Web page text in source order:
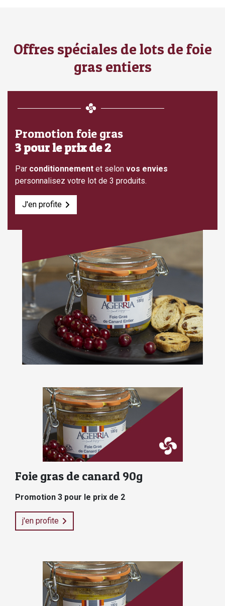
Offres spéciales de lots de foie
gras entiers
Promotion foie gras
3 pour le prix de 2
Par conditionnement et selon vos envies
personnalisez votre lot de 3 produits.
J'en profite
Foie gras de canard 90g
Promotion 3 pour le prix de 2
j'en profite